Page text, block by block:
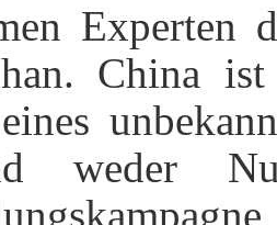
Experten
China
weder